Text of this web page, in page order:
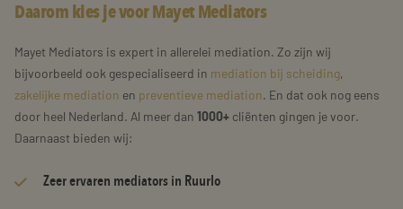
Daarom kies je voor Mayet Mediators
Mayet Mediators is expert in allerelei mediation. Zo zijn wij
bijvoorbeeld ook gespecialiseerd in mediation bij scheiding,
zakelijke mediation en preventieve mediation. En dat ook nog eens
door heel Nederland. Al meer dan 1000+ cliënten gingen je voor.
Daarnaast bieden wij:
Zeerervaren mediators in Ruurlo